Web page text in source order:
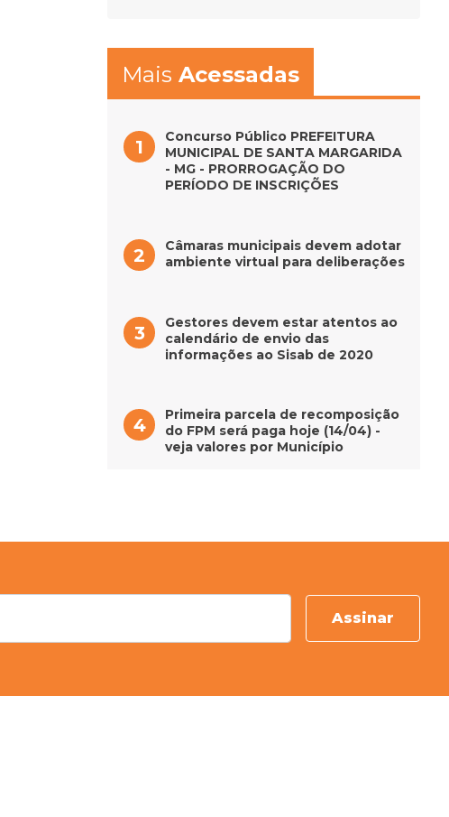
Mais Acessadas
Concurso Público PREFEITURA
MUNICIPAL DE SANTA MARGARIDA
- MG - PRORROGAÇÃO DO
PERÍODO DE INSCRIÇÕES
Câmaras municipais devem adotar
ambiente virtual para deliberações
Gestores devem estar atentos ao
calendário de envio das
informações ao Sisab de 2020
Primeira parcela de recomposição
do FPM será paga hoje (14/04) -
veja valores por Município
Assinar